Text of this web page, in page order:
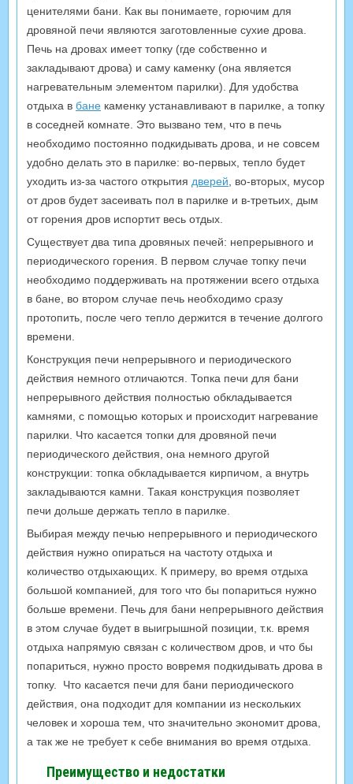
ценителями бани. Как вы понимаете, горючим для
дровяной печи являются заготовленные сухие дрова.
Печь на дровах имеет топку (где собственно и
закладывают дрова) и саму каменку (она является
нагревательным элементом парилки). Для удобства
отдыха в бане каменку устанавливают в парилке, а топку
в соседней комнате. Это вызвано тем, что в печь
необходимо постоянно подкидывать дрова, и не совсем
удобно делать это в парилке: во-первых, тепло будет
уходить из-за частого открытия дверей, во-вторых, мусор
от дров будет засеивать пол в парилке и в-третьих, дым
от горения дров испортит весь отдых.
Существует два типа дровяных печей: непрерывного и
периодического горения. В первом случае топку печи
необходимо поддерживать на протяжении всего отдыха
в бане, во втором случае печь необходимо сразу
протопить, после чего тепло держится в течение долгого
времени.
Конструкция печи непрерывного и периодического
действия немного отличаются. Топка печи для бани
непрерывного действия полностью обкладывается
камнями, с помощью которых и происходит нагревание
парилки. Что касается топки для дровяной печи
периодического действия, она немного другой
конструкции: топка обкладывается кирпичом, а внутрь
закладываются камни. Такая конструкция позволяет
печи дольше держать тепло в парилке.
Выбирая между печью непрерывного и периодического
действия нужно опираться на частоту отдыха и
количество отдыхающих. К примеру, во время отдыха
большой компанией, для того что бы попариться нужно
больше времени. Печь для бани непрерывного действия
в этом случае будет в выигрышной позиции, т.к. время
отдыха напрямую связан с количеством дров, и что бы
попариться, нужно просто вовремя подкидывать дрова в
топку. Что касается печи для бани периодического
действия, она подходит для компании из нескольких
человек и хороша тем, что значительно экономит дрова,
а так же не требует к себе внимания во время отдыха.
Преимущество и недостатки